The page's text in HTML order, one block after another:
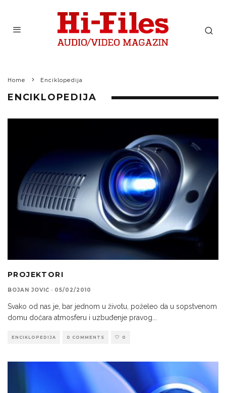
Home Enciklopedija
ENCIKLOPEDIJA
PROJEKTORI
BOJAN JOVIĆ · 05/02/2010
Svako od nas je, bar jednom u životu, poželeo da u sopstvenom
domu dočara atmosferu i uzbuđenje pravog
ENCIKLOPEDIJA 0 COMMENTS 0